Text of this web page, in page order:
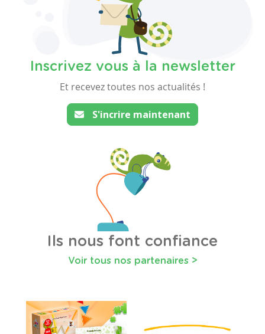
Inscrivez vous à la newsletter
Et recevez toutes nos actualités !
S'incrire maintenant
Ils nous font confiance
Voir tous nos partenaires >